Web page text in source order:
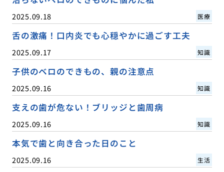
2025.09.18 医療
舌の激痛！口内炎でも心穏やかに過ごす工夫
2025.09.17 知識
子供のベロのできもの、親の注意点
2025.09.16 知識
支えの歯が危ない！ブリッジと歯周病
2025.09.16 知識
本気で歯と向き合った日のこと
2025.09.16 生活